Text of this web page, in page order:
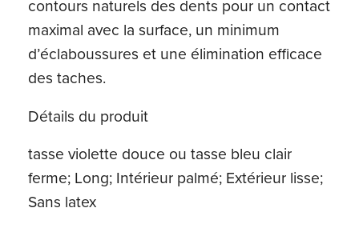
contours naturels des dents pour un contact
maximal avec la surface, un minimum
d’éclaboussures et une élimination efficace
des taches.
Détails du produit
tasse violette douce ou tasse bleu clair
ferme; Long; Intérieur palmé; Extérieur lisse;
Sans latex